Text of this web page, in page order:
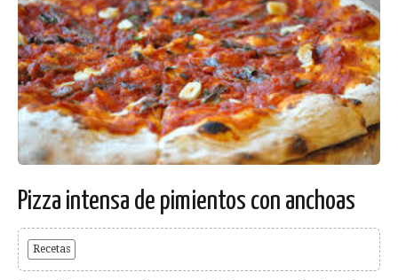
Pizza intensa de pimientos con anchoas
Recetas